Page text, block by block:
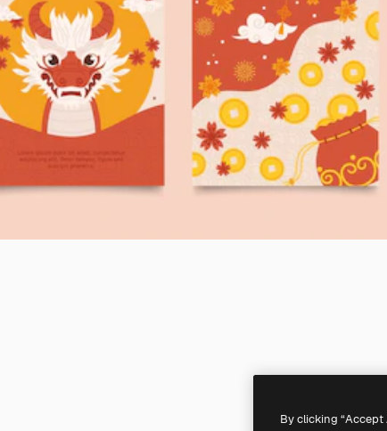
By clicking “Accept